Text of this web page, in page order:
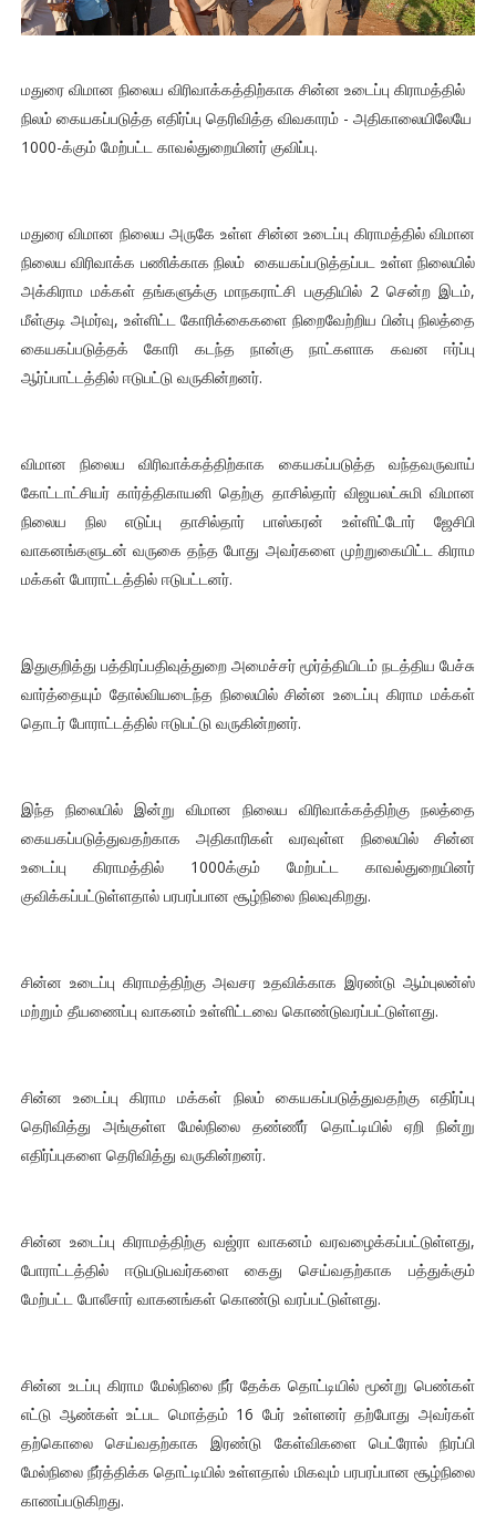
மதுரை விமான நிலைய விரிவாக்கத்திற்காக சின்ன உடைப்பு கிராமத்தில்
நிலம் கையகப்படுத்த எதிர்ப்பு தெரிவித்த விவகாரம் - அதிகாலையிலேயே
1000-க்கும் மேற்பட்ட காவல்துறையினர் குவிப்பு.
மதுரை விமான நிலைய அருகே உள்ள சின்ன உடைப்பு கிராமத்தில் விமான
நிலைய விரிவாக்க பணிக்காக நிலம் கையகப்படுத்தப்பட உள்ள நிலையில்
அக்கிராம மக்கள் தங்களுக்கு மாநகராட்சி பகுதியில் 2 சென்ற இடம்,
மீள்குடி அமர்வு, உள்ளிட்ட கோரிக்கைகளை நிறைவேற்றிய பின்பு நிலத்தை
கையகப்படுத்தக் கோரி கடந்த நான்கு நாட்களாக கவன ஈர்ப்பு
ஆர்ப்பாட்டத்தில் ஈடுபட்டு வருகின்றனர்.
விமான நிலைய விரிவாக்கத்திற்காக கையகப்படுத்த வந்தவருவாய்
கோட்டாட்சியர் கார்த்திகாயனி தெற்கு தாசில்தார் விஜயலட்சுமி விமான
நிலைய நில எடுப்பு தாசில்தார் பாஸ்கரன் உள்ளிட்டோர் ஜேசிபி
வாகனங்களுடன் வருகை தந்த போது அவர்களை முற்றுகையிட்ட கிராம
மக்கள் போராட்டத்தில் ஈடுபட்டனர்.
இதுகுறித்து பத்திரப்பதிவுத்துறை அமைச்சர் மூர்த்தியிடம் நடத்திய பேச்சு
வார்த்தையும் தோல்வியடைந்த நிலையில் சின்ன உடைப்பு கிராம மக்கள்
தொடர் போராட்டத்தில் ஈடுபட்டு வருகின்றனர்.
இந்த நிலையில் இன்று விமான நிலைய விரிவாக்கத்திற்கு நலத்தை
கையகப்படுத்துவதற்காக அதிகாரிகள் வரவுள்ள நிலையில் சின்ன
உடைப்பு கிராமத்தில் 1000க்கும் மேற்பட்ட காவல்துறையினர்
குவிக்கப்பட்டுள்ளதால் பரபரப்பான சூழ்நிலை நிலவுகிறது.
சின்ன உடைப்பு கிராமத்திற்கு அவசர உதவிக்காக இரண்டு ஆம்புலன்ஸ்
மற்றும் தீயணைப்பு வாகனம் உள்ளிட்டவை கொண்டுவரப்பட்டுள்ளது.
சின்ன உடைப்பு கிராம மக்கள் நிலம் கையகப்படுத்துவதற்கு எதிர்ப்பு
தெரிவித்து அங்குள்ள மேல்நிலை தண்ணீர் தொட்டியில் ஏறி நின்று
எதிர்ப்புகளை தெரிவித்து வருகின்றனர்.
சின்ன உடைப்பு கிராமத்திற்கு வஜ்ரா வாகனம் வரவழைக்கப்பட்டுள்ளது,
போராட்டத்தில் ஈடுபடுபவர்களை கைது செய்வதற்காக பத்துக்கும்
மேற்பட்ட போலீசார் வாகனங்கள் கொண்டு வரப்பட்டுள்ளது.
சின்ன உடப்பு கிராம மேல்நிலை நீர் தேக்க தொட்டியில் மூன்று பெண்கள்
எட்டு ஆண்கள் உட்பட மொத்தம் 16 பேர் உள்ளனர் தற்போது அவர்கள்
தற்கொலை செய்வதற்காக இரண்டு கேள்விகளை பெட்ரோல் நிரப்பி
மேல்நிலை நீர்த்திக்க தொட்டியில் உள்ளதால் மிகவும் பரபரப்பான சூழ்நிலை
காணப்படுகிறது.